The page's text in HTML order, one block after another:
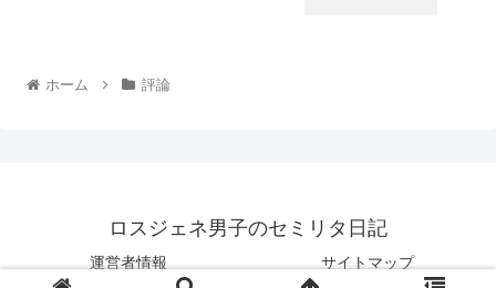
ホーム 評論
ロスジェネ男子のセミリタ日記
運営者情報 サイトマップ